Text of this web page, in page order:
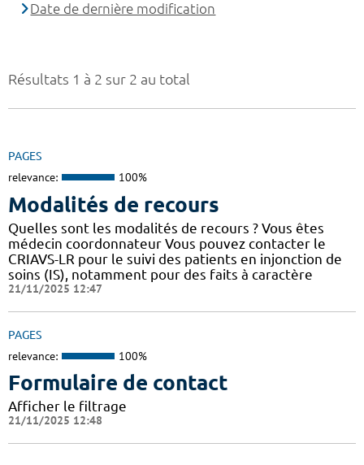
Résultats 1 à 2 sur 2 au total
PAGES
relevance: 100%
Modalités de recours
Quelles sont les modalités de recours ? Vous êtes
médecin coordonnateur Vous pouvez contacter le
CRIAVS-LR pour le suivi des patients en injonction de
soins (IS), notamment pour des faits à caractère
21/11/2025 12:47
PAGES
relevance: 100%
Formulaire de contact
Afficher le filtrage
21/11/2025 12:48
Date de dernière modification